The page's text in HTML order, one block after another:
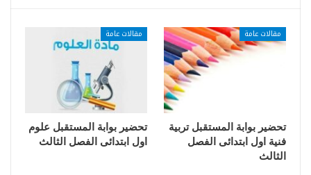
مقالات عامة
تحضير بوابة المستقبل تربية
فنية اول ابتدائى الفصل
الثالث
مقالات عامة
تحضير بوابة المستقبل علوم
اول ابتدائى الفصل الثالث